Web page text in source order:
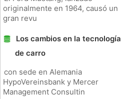
originalmente en 1964, causó un
gran revu
Los cambios en la tecnología
de carro
con sede en Alemania
HypoVereinsbank y Mercer
Management Consultin